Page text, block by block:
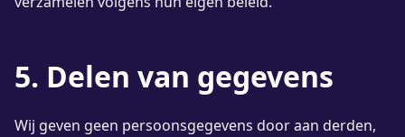
5. Delen van gegevens
Wij geven geen persoonsgegevens door aan derden,